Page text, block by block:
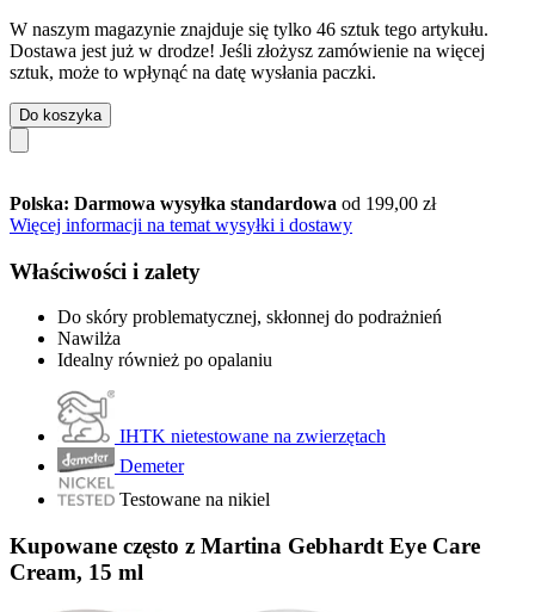
W naszym magazynie znajduje się tylko 46 sztuk tego artykułu.
Dostawa jest już w drodze! Jeśli złożysz zamówienie na więcej
sztuk, może to wpłynąć na datę wysłania paczki.
Do koszyka
Polska: Darmowa wysyłka standardowa od 199,00 zł
Więcej informacji na temat wysyłki i dostawy
Właściwości i zalety
Do skóry problematycznej, skłonnej do podrażnień
Nawilża
Idealny również po opalaniu
IHTK nietestowane na zwierzętach
Demeter
Testowane na nikiel
Kupowane często z Martina Gebhardt Eye Care
Cream, 15 ml